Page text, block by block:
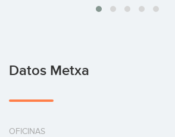
Datos Metxa
OFICINAS